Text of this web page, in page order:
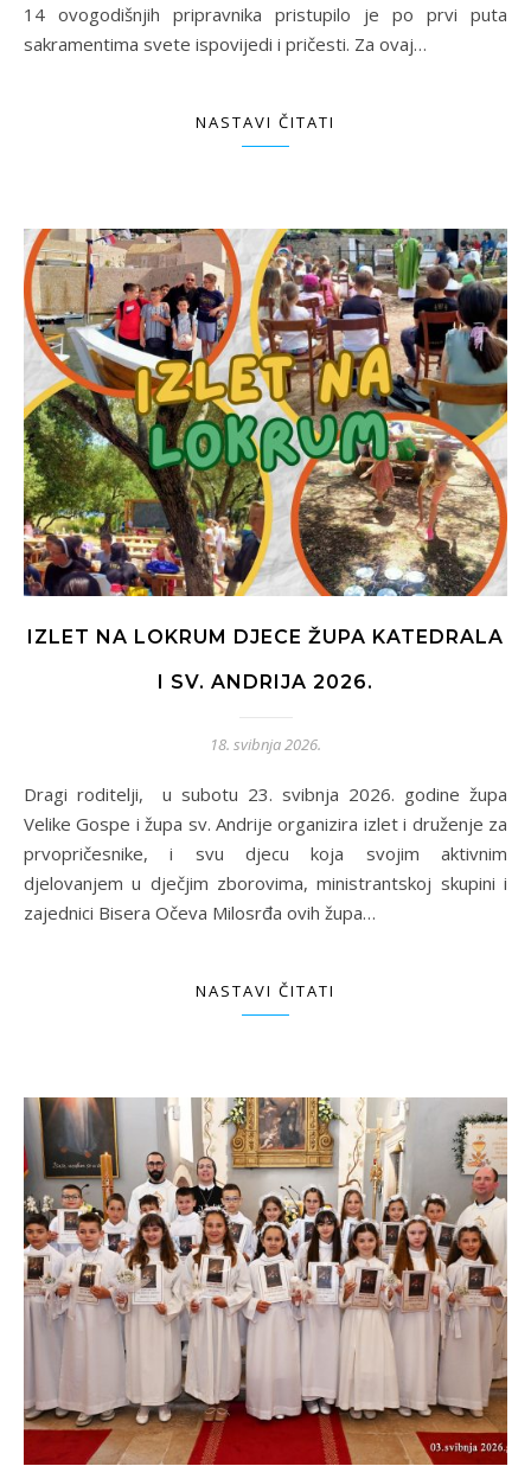
14 ovogodišnjih pripravnika pristupilo je po prvi puta
sakramentima svete ispovijedi i pričesti. Za ovaj…
NASTAVI ČITATI
IZLET NA LOKRUM DJECE ŽUPA KATEDRALA
I SV. ANDRIJA 2026.
18. svibnja 2026.
Dragi roditelji, u subotu 23. svibnja 2026. godine župa
Velike Gospe i župa sv. Andrije organizira izlet i druženje za
prvopričesnike, i svu djecu koja svojim aktivnim
djelovanjem u dječjim zborovima, ministrantskoj skupini i
zajednici Bisera Očeva Milosrđa ovih župa…
NASTAVI ČITATI